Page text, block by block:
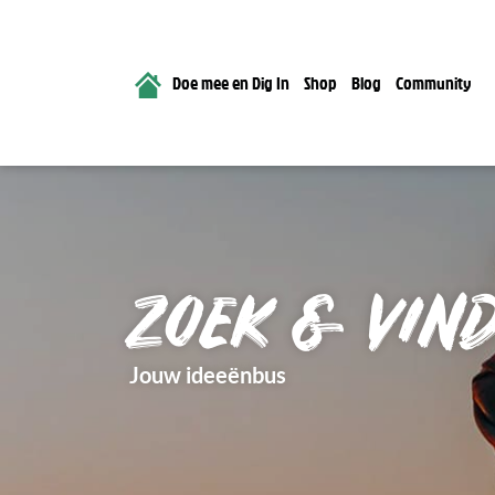
Doe mee en Dig In Shop Blog Community
ZOEK &
Jouw ideeënbus